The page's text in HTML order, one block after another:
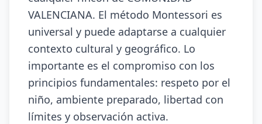
VALENCIANA. El método Montessori es
universal y puede adaptarse a cualquier
contexto cultural y geográfico. Lo
importante es el compromiso con los
principios fundamentales: respeto por el
niño, ambiente preparado, libertad con
límites y observación activa.